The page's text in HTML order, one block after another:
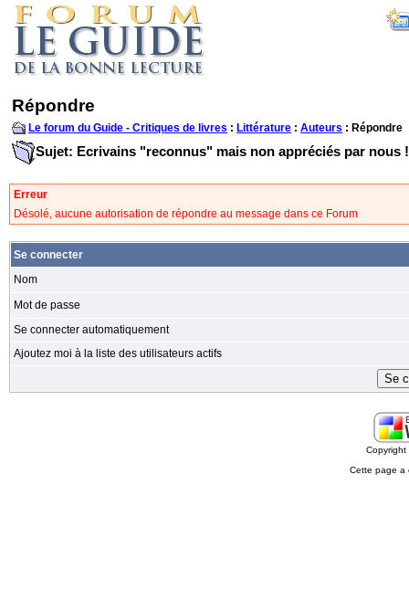
Répondre
Le forum du Guide - Critiques de livres : Littérature : Auteurs : Répondre
Sujet: Ecrivains "reconnus" mais non appréciés par nous !
Erreur
Désolé, aucune autorisation de répondre au message dans ce Forum
Se connecter
Nom
Mot de passe
Se connecter automatiquement
Ajoutez moi à la liste des utilisateurs actifs
Cette page a